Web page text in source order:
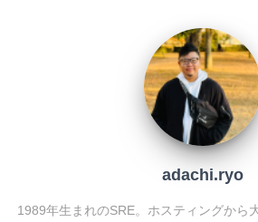
t
adachi.ryo
1989年生まれのSRE。ホスティングから